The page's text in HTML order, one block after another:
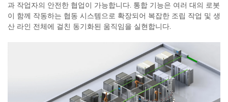
과 작업자의 안전한 협업이 가능합니다. 통합 기능은 여러 대의 로봇
이 함께 작동하는 협동 시스템으로 확장되어 복잡한 조립 작업 및 생
산 라인 전체에 걸친 동기화된 움직임을 실현합니다.